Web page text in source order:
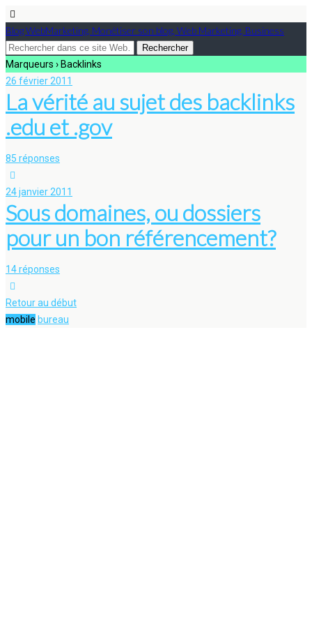
Blog WebMarketing, Monétiser son blog, Web Marketing, Business
Marqueurs › Backlinks
26 février 2011
La vérité au sujet des backlinks
.edu et .gov
85 réponses
24 janvier 2011
Sous domaines, ou dossiers
pour un bon référencement?
14 réponses
Retour au début
mobile bureau